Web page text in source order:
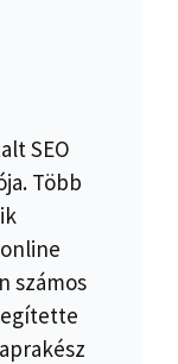
SEO
Több
számos